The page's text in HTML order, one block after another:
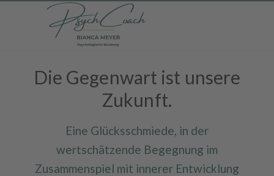
Die Gegenwart ist unsere
Zukunft.
Eine Glücksschmiede, in der
wertschätzende Begegnung im
Zusammenspiel mit innerer Entwicklung